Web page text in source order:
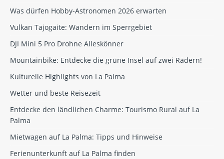
Was dürfen Hobby-Astronomen 2026 erwarten
Vulkan Tajogaite: Wandern im Sperrgebiet
DJI Mini 5 Pro Drohne Alleskönner
Mountainbike: Entdecke die grüne Insel auf zwei Rädern!
Kulturelle Highlights von La Palma
Wetter und beste Reisezeit
Entdecke den ländlichen Charme: Tourismo Rural auf La
Palma
Mietwagen auf La Palma: Tipps und Hinweise
Ferienunterkunft auf La Palma finden